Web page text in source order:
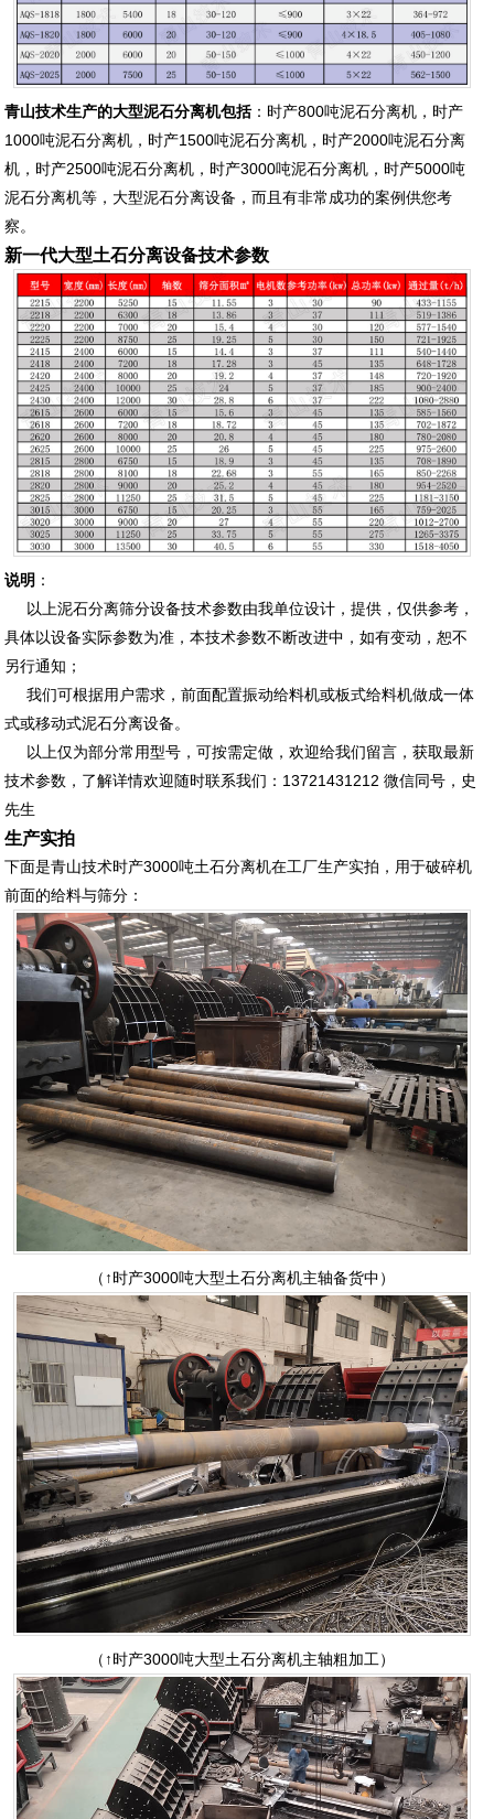
青山技术生产的大型泥石分离机包括：时产800吨泥石分离机，时产
1000吨泥石分离机，时产1500吨泥石分离机，时产2000吨泥石分离
机，时产2500吨泥石分离机，时产3000吨泥石分离机，时产5000吨
泥石分离机等，大型泥石分离设备，而且有非常成功的案例供您考
察。
新一代大型土石分离设备技术参数
说明 ：
以上泥石分离筛分设备技术参数由我单位设计，提供，仅供参考，
具体以设备实际参数为准，本技术参数不断改进中，如有变动，恕不
另行通知；
我们可根据用户需求，前面配置振动给料机或板式给料机做成一体
式或移动式泥石分离设备。
以上仅为部分常用型号，可按需定做，欢迎给我们留言，获取最新
技术参数，了解详情欢迎随时联系我们：13721431212 微信同号，史
先生
生产实拍
下面是青山技术时产3000吨土石分离机在工厂生产实拍，用于破碎机
前面的给料与筛分：
（↑时产3000吨大型土石分离机主轴备货中）
（↑时产3000吨大型土石分离机主轴粗加工）